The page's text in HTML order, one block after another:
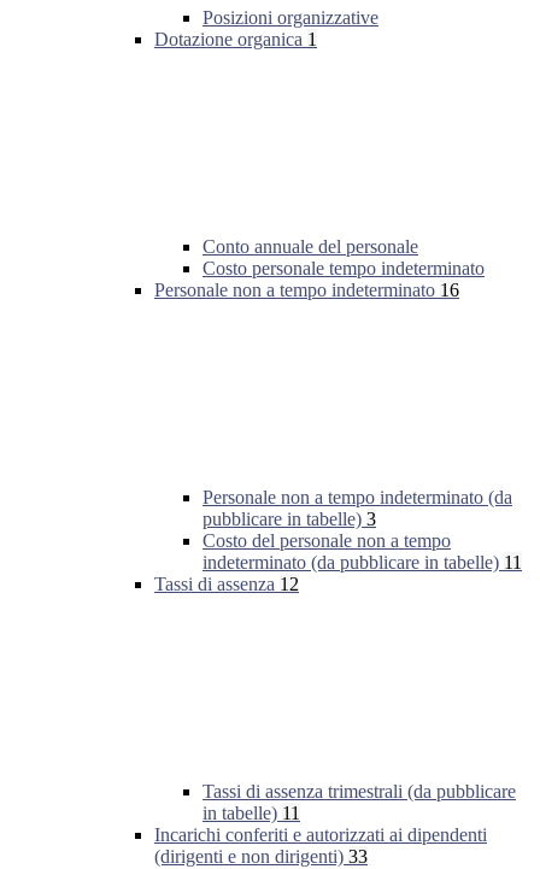
Posizioni organizzative
Dotazione organica 1
Conto annuale del personale
Costo personale tempo indeterminato
Personale non a tempo indeterminato 16
Personale non a tempo indeterminato (da
pubblicare in tabelle) 3
Costo del personale non a tempo
indeterminato (da pubblicare in tabelle) 11
Tassi di assenza 12
Tassi di assenza trimestrali (da pubblicare
in tabelle) 11
Incarichi conferiti e autorizzati ai dipendenti
(dirigenti e non dirigenti) 33